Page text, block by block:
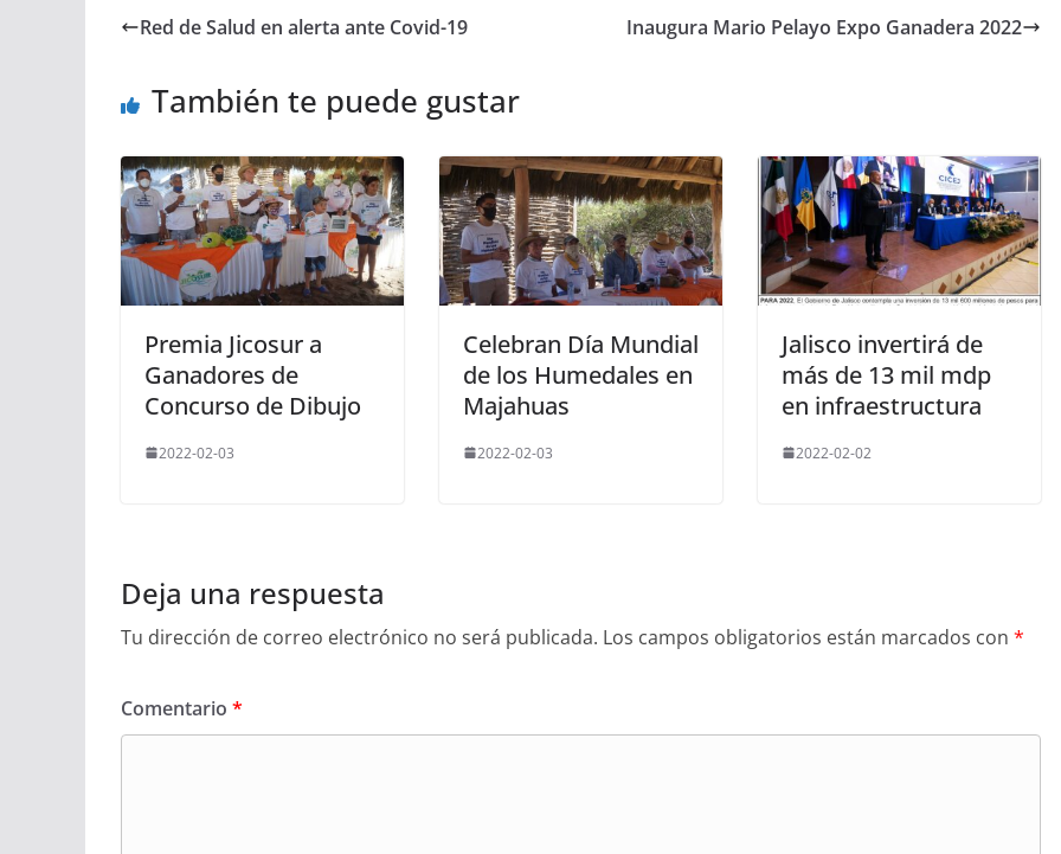
Red de Salud en alerta ante Covid-19 Inaugura Mario Pelayo Expo Ganadera 2022
También te puede gustar
Premia Jicosur a
Ganadores de
Concurso de Dibujo
2022-02-03
Celebran Día Mundial
de los Humedales en
Majahuas
2022-02-03
Jalisco invertirá de
más de 13 mil mdp
en infraestructura
2022-02-02
Deja una respuesta
Tu dirección de correo electrónico no será publicada. Los campos obligatorios están marcados con *
Comentario *